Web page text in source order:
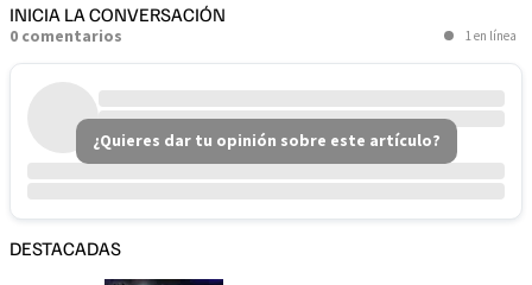
INICIA LA CONVERSACIÓN
0 comentarios 1 en línea
¿Quieres dar tu opinión sobre este artículo?
DESTACADAS